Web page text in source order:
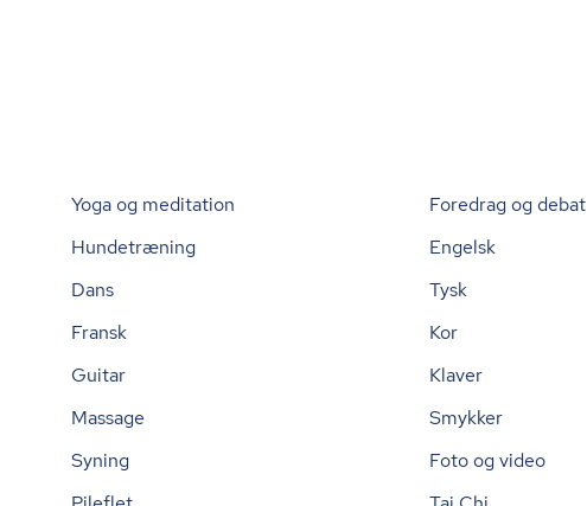
Yoga og meditation Foredrag og debat
Hundetræning Engelsk
Dans Tysk
Fransk Kor
Guitar Klaver
Massage Smykker
Syning Foto og video